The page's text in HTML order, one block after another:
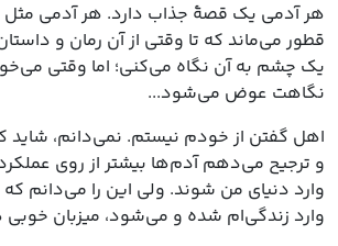
هر آدمی یک قصهٔ جذاب دارد. هر آدمی مثل
قطور می‌ماند که تا وقتی از آن رمان و
یک چشم به آن نگاه می‌کنی؛ اما وقتی
نگاهت عوض می‌شود...
اهل گفتن از خودم نیستم. نمی‌دانم، شاید
و ترجیح می‌دهم آدم‌ها بیشتر از روی
وارد دنیای من شوند. ولی این را می‌دانم
وارد زندگی‌ام شده و می‌شود، میزبان